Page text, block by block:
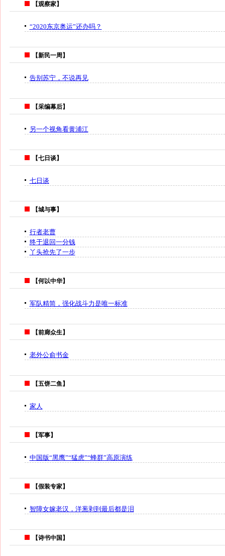
【观察家】
“2020东京奥运”还办吗？
【新民一周】
告别苏宁，不说再见
【采编幕后】
另一个视角看黄浦江
【七日谈】
七日谈
【城与事】
行者老曹
终于退回一分钱
丫头抢先了一步
【何以中华】
军队精简，强化战斗力是唯一标准
【前廊众生】
老外公俞书金
【五饼二鱼】
家人
【军事】
中国版“黑鹰”“猛虎”“蜂群”高原演练
【假装专家】
智障女嫁老汉，洋葱剥到最后都是泪
【诗书中国】